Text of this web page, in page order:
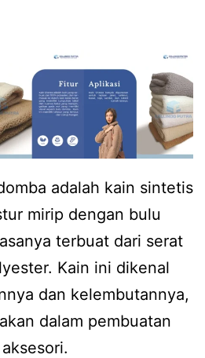
adalah kain sintetis
mirip dengan bulu
terbuat dari serat
Kain ini dikenal
dan kelembutannya,
dalam pembuatan